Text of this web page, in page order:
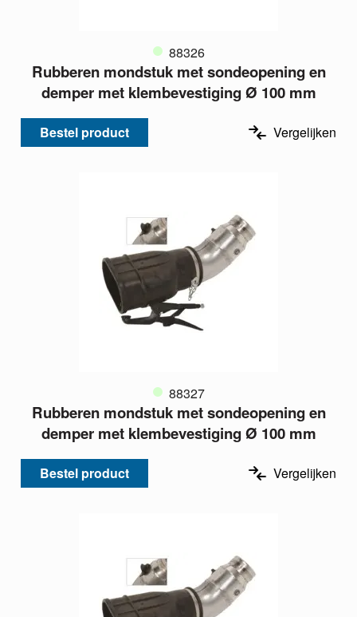
88326
Rubberen mondstuk met sondeopening en
demper met klembevestiging Ø 100 mm
Bestel product Vergelijken
88327
Rubberen mondstuk met sondeopening en
demper met klembevestiging Ø 100 mm
Bestel product Vergelijken